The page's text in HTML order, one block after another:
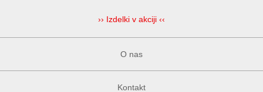
›› Izdelki v akciji ‹‹
O nas
Kontakt